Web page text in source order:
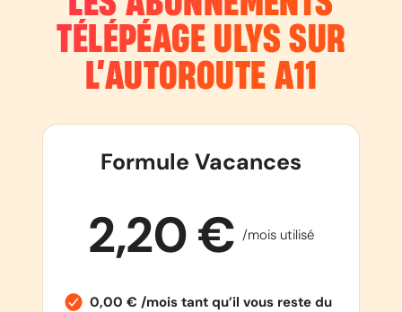
TÉLÉPÉAGE ULYS SUR
L’AUTOROUTE A11
Formule Vacances
2,20 € /mois utilisé
0,00 € /mois tant qu’il vous reste du